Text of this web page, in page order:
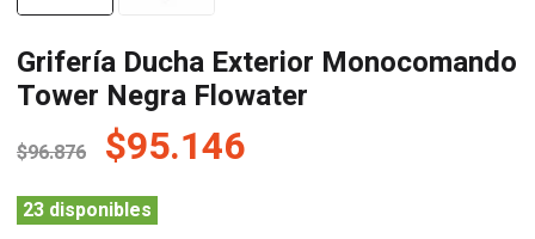
Grifería Ducha Exterior Monocomando
Tower Negra Flowater
$96.876 El
precio
original
$95.146El
23 disponibles